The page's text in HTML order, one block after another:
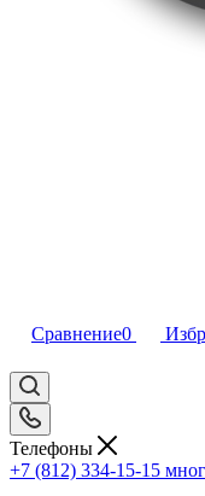
Сравнение0
Телефоны
+7 (812) 334-15-15